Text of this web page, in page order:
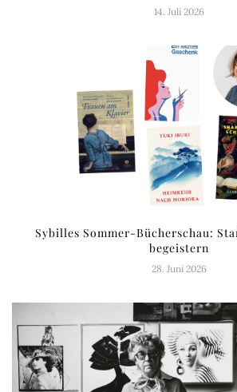
14. Juli 2026
Sybilles Sommer-Bücherschau:
begeistern
28. Juni 2026